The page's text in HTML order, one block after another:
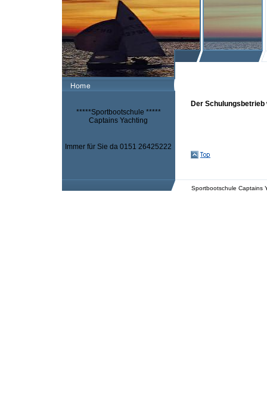
*****Sportbootschule *****
Captains Yachting
Immer für Sie da 0151 26425222
Der
Sportbootschule Captains